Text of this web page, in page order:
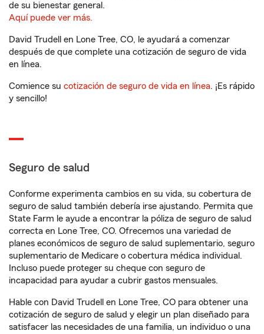
de su bienestar general.
Aquí puede ver más.
David Trudell en Lone Tree, CO, le ayudará a comenzar
después de que complete una cotización de seguro de vida
en línea.
Comience su cotización de seguro de vida en línea. ¡Es rápido
y sencillo!
Seguro de salud
Conforme experimenta cambios en su vida, su cobertura de
seguro de salud también debería irse ajustando. Permita que
State Farm le ayude a encontrar la póliza de seguro de salud
correcta en Lone Tree, CO. Ofrecemos una variedad de
planes económicos de seguro de salud suplementario, seguro
suplementario de Medicare o cobertura médica individual.
Incluso puede proteger su cheque con seguro de
incapacidad para ayudar a cubrir gastos mensuales.
Hable con David Trudell en Lone Tree, CO para obtener una
cotización de seguro de salud y elegir un plan diseñado para
satisfacer las necesidades de una familia, un individuo o una